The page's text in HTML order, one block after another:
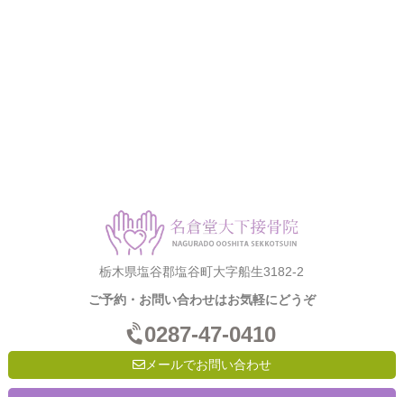
栃木県塩谷郡塩谷町大字船生3182-2
ご予約・お問い合わせはお気軽にどうぞ
0287-47-0410
メールでお問い合わせ